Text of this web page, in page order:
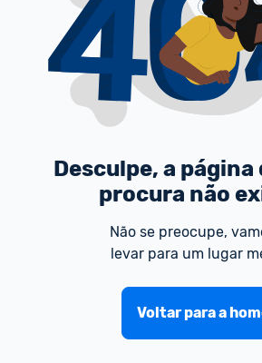
Desculpe, a página
procura não
Não se preocupe,
levar para um lugar
Voltar para a